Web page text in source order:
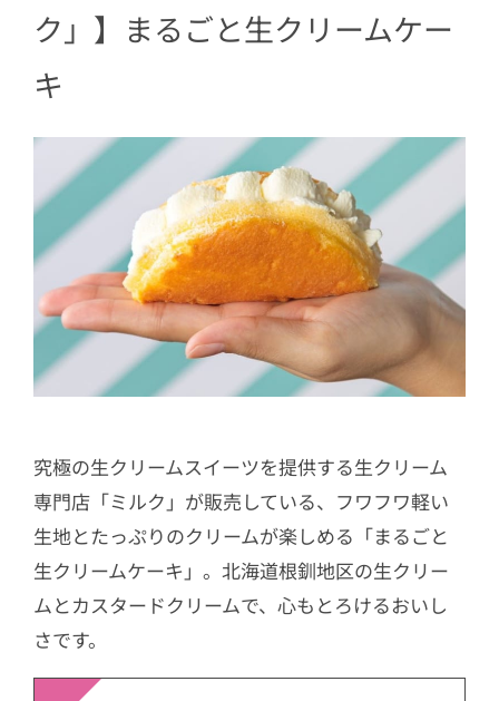
ク」】まるごと生クリームケー
キ
究極の生クリームスイーツを提供する生クリーム
専門店「ミルク」が販売している、フワフワ軽い
生地とたっぷりのクリームが楽しめる「まるごと
生クリームケーキ」。北海道根釧地区の生クリー
ムとカスタードクリームで、心もとろけるおいし
さです。